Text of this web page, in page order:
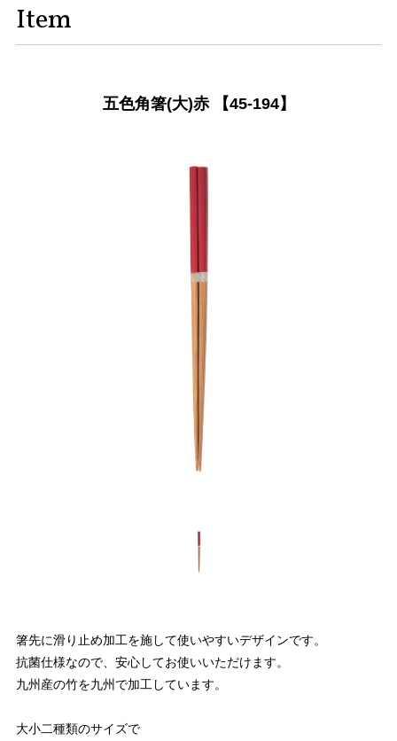
Item
五色角箸(大)赤 【45-194】
箸先に滑り止め加工を施して使いやすいデザインです。
抗菌仕様なので、安心してお使いいただけます。
九州産の竹を九州で加工しています。
大小二種類のサイズで